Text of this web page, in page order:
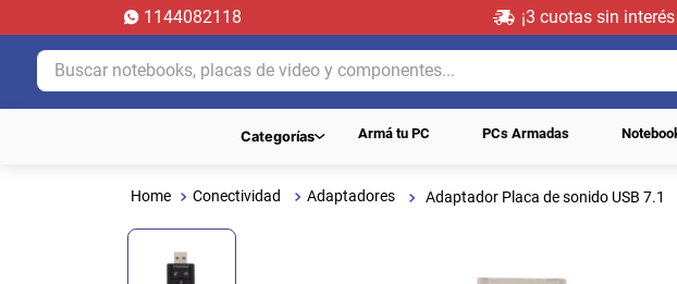
1144082118 ¡3 cuotas sin
Buscar notebooks, placas de video y componentes...
Categorías Armá tu PC PCs Armadas
Conectividad Adaptadores Adaptador Placa de sonido USB 7.1